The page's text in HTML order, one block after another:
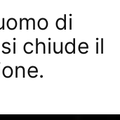
di
chiude il